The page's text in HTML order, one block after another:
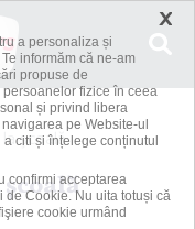
şcoală
×
a personaliza și
informăm că ne-am
propuse de
fizice în ceea
și privind libera
pe Website-ul
citi și înțelege conținutul
confirmi acceptarea
Cookie. Nu uita totuși că
cookie urmând